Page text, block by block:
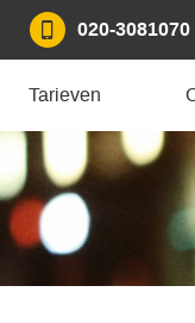
020-3081070
Tarieven